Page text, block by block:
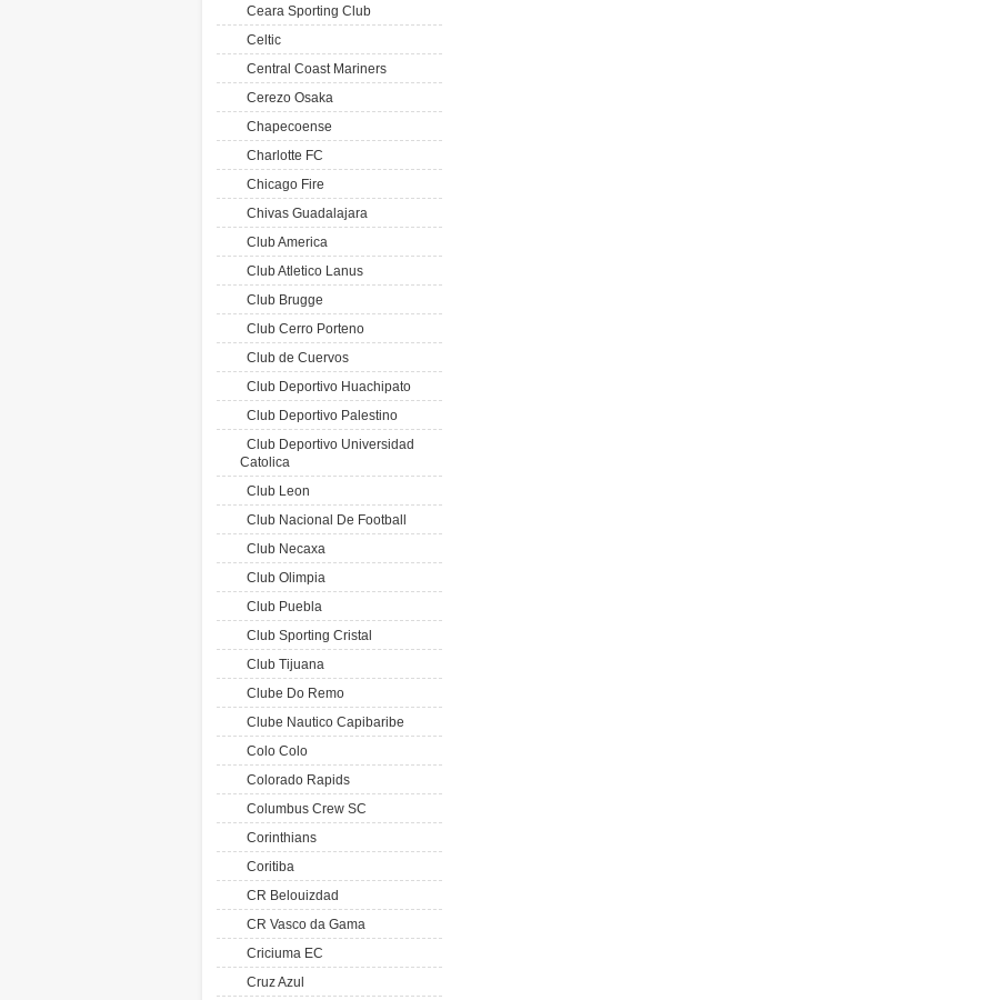
Ceara Sporting Club
Celtic
Central Coast Mariners
Cerezo Osaka
Chapecoense
Charlotte FC
Chicago Fire
Chivas Guadalajara
Club America
Club Atletico Lanus
Club Brugge
Club Cerro Porteno
Club de Cuervos
Club Deportivo Huachipato
Club Deportivo Palestino
Club Deportivo Universidad
Catolica
Club Leon
Club Nacional De Football
Club Necaxa
Club Olimpia
Club Puebla
Club Sporting Cristal
Club Tijuana
Clube Do Remo
Clube Nautico Capibaribe
Colo Colo
Colorado Rapids
Columbus Crew SC
Corinthians
Coritiba
CR Belouizdad
CR Vasco da Gama
Criciuma EC
Cruz Azul